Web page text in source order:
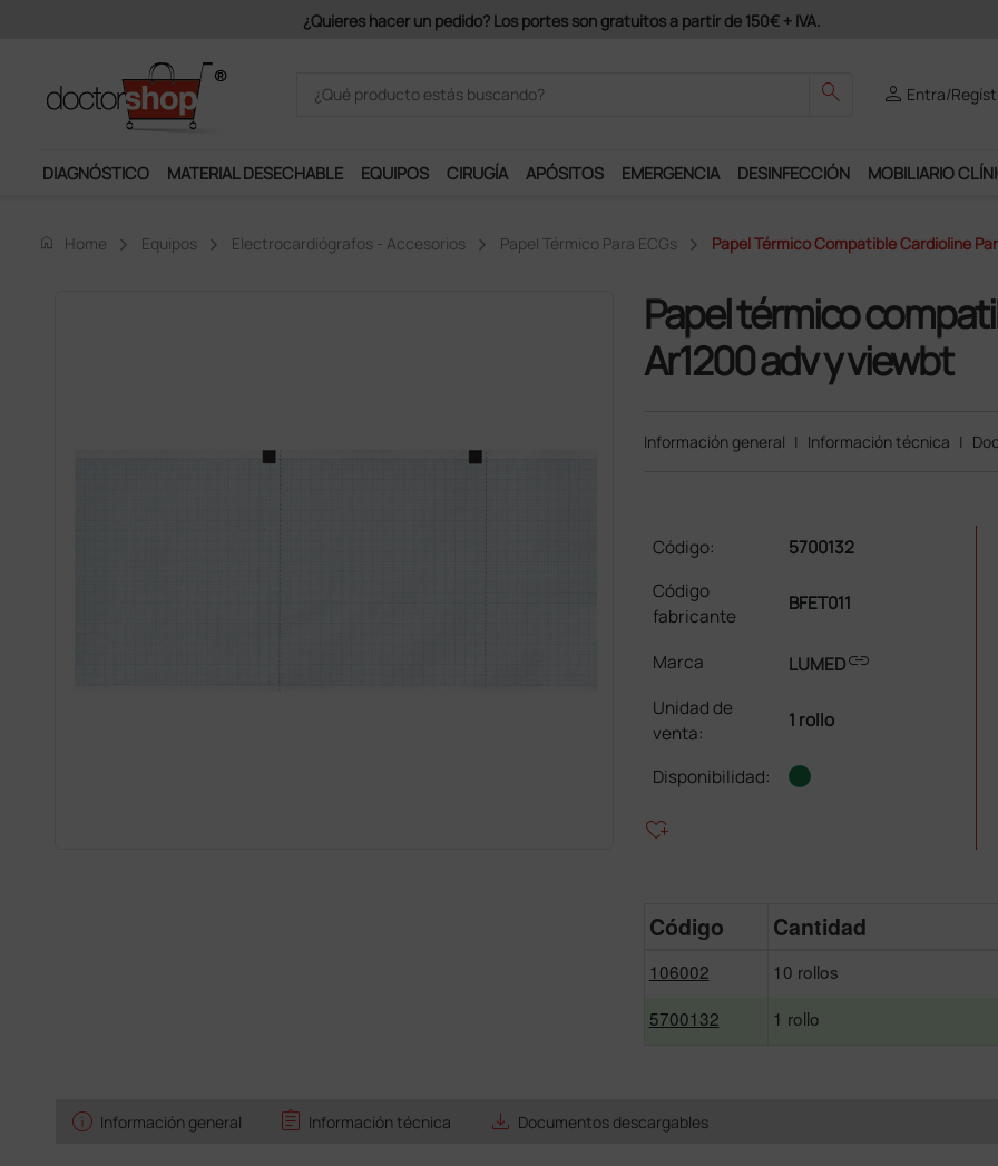
Únete al programa Ds Plus y podrás disfrutar de muchos servicios exclusivos.
search person Entra/
DIAGNÓSTICO MATERIAL DESECHABLE EQUIPOS CIRUGÍA APÓSITOS EMERGENCIA DESINFECCIÓN MOBILIARIO
home Home Equipos Electrocardiógrafos - Accesorios Papel Térmico Para ECGs Papel Térmico Compatible Cardioline
Papel térmico
Ar1200 adv y viewbt
Información general | Información técnica |
Código:
5700132
Código
fabricante
BFET011
Marca LUMEDlink
Unidad de
venta:
1 rollo
Disponibilidad:
heart_plus
Código Cantidad
106002
10 rollos
5700132
1 rollo
info Información general assignment Información técnica save_alt Documentos descargables